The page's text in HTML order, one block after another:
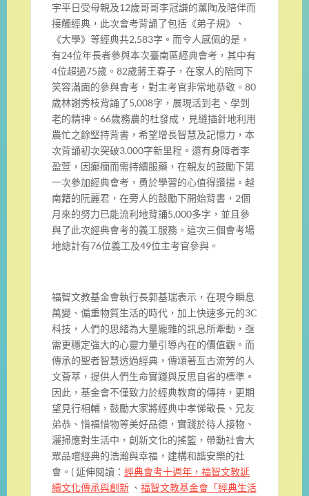
宇平日受母親及12歲哥哥李冠謙的薰陶及陪伴而
接觸經典，此次會考背誦了包括《弟子規》、
《大學》等經典共2,583字。而令人感佩的是，
有24位年長者參與本次臺南區經典會考，其中有
4位超過75歲。82歲蔣王春子，在家人的陪同下
笑容滿面的參與會考，對主考官非常地恭敬。80
歲林謝秀枝背誦了5,008字，展現活到老、學到
老的精神。66歲務農的杜發成，見縫插針地利用
農忙之餘堅持背書，希望增長智慧及記憶力，本
次背誦初次突破3,000字新里程。還有身障者李
盈萱，因癲癇而需持續服藥，在親友的鼓勵下第
一次參加經典會考，勇於學習的心值得讚揚。越
南籍的阮麗君，在旁人的鼓勵下開始背書，2個
月來的努力已能流利地背誦5,000多字，並且參
與了此次經典會考的義工服務。這次三個會考場
地總計有76位義工及49位主考官參與。
福智文教基金會執行長郭基瑞表示，在現今瞬息
萬變、偏重物質生活的時代，加上快速多元的3C
科技，人們的思緒為大量龐雜的訊息所牽動，亟
需更穩定強大的心靈力量引導內在的價值觀。而
傳承的聖者智慧透過經典，傳頌著亙古流芳的人
文薈萃，提供人們生命實踐與反思自省的標準。
因此，基金會不僅致力於經典教育的傳持，更期
望見行相輔，鼓勵大家將經典中孝悌敬長、兄友
弟恭、惜福惜物等美好品德，實踐於待人接物、
灑掃應對生活中，創新文化的搖籃，帶動社會大
眾品嚐經典的浩瀚與幸福，建構和諧安樂的社
會。( 延伸閱讀： 經典會考十週年，福智文教延
續文化傳承與創新、 福智文教基金會「經典生活